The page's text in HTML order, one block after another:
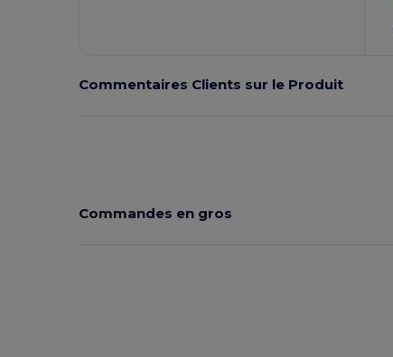
Commentaires Clients sur le Produit
Commandes en gros